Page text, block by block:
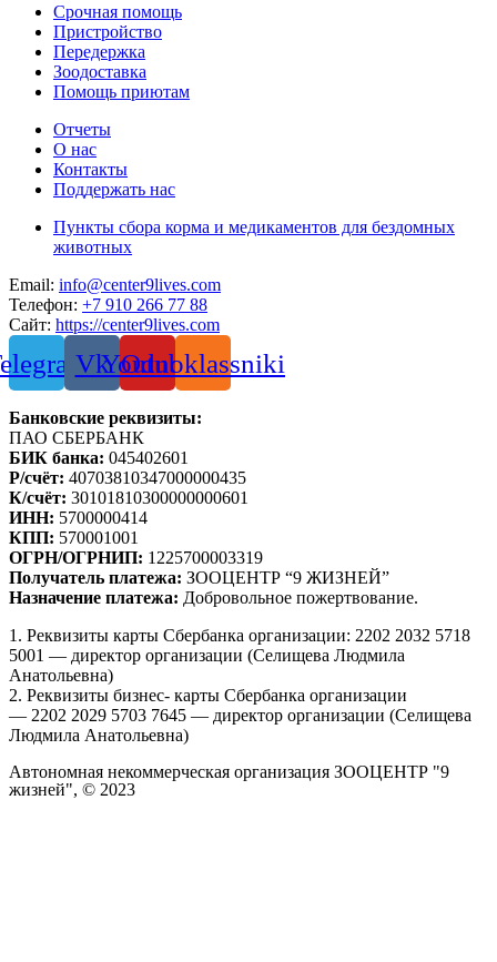
Срочная помощь
Пристройство
Передержка
Зоодоставка
Помощь приютам
Отчеты
О нас
Контакты
Поддержать нас
Пункты сбора корма и медикаментов для бездомных
животных
Email: info@center9lives.com
Телефон: +7 910 266 77 88
Сайт: https://center9lives.com
VkYoutube
Odnoklassniki
Банковские реквизиты:
ПАО СБЕРБАНК
БИК банка: 045402601
Р/счёт: 40703810347000000435
К/счёт: 30101810300000000601
ИНН: 5700000414
КПП: 570001001
ОГРН/ОГРНИП: 1225700003319
Получатель платежа: ЗООЦЕНТР “9 ЖИЗНЕЙ”
Назначение платежа: Добровольное пожертвование.
1. Реквизиты карты Сбербанка организации: 2202 2032 5718
5001 — директор организации (Селищева Людмила
Анатольевна)
2. Реквизиты бизнес- карты Сбербанка организации
— 2202 2029 5703 7645 — директор организации (Селищева
Людмила Анатольевна)
Автономная некоммерческая организация ЗООЦЕНТР "9
жизней", © 2023